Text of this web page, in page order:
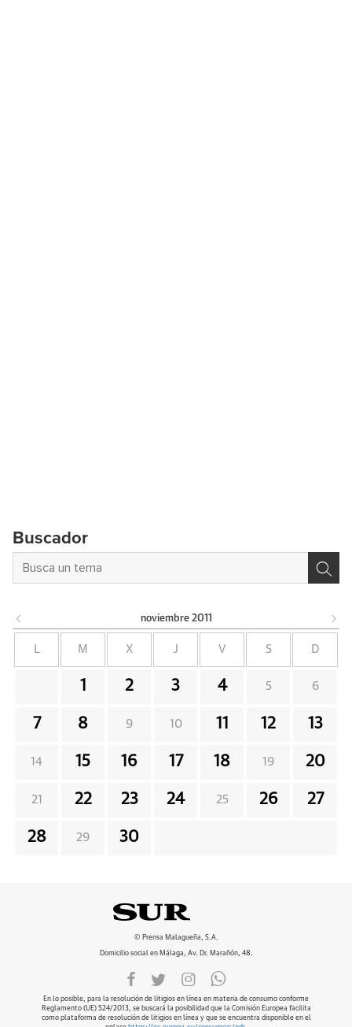
Buscador
noviembre 2011
L M X J V S D
1 2 3 4 5 6
7 8 9 10 11 12 13
14 15 16 17 18 19 20
21 22 23 24 25 26 27
28 29 30
© Prensa Malagueña, S.A.
Domicilio social en Málaga, Av. Dr. Marañón, 48.
En lo posible, para la resolución de litigios en línea en materia de consumo conforme
Reglamento (UE) 524/2013, se buscará la posibilidad que la Comisión Europea facilita
como plataforma de resolución de litigios en línea y que se encuentra disponible en el